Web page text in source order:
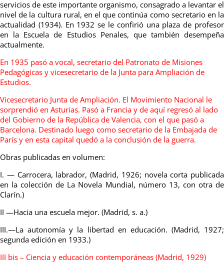
servicios de este importante organismo, consagrado a levantar el
nivel de la cultura rural, en el que continúa como secretario en la
actualidad (1934). En 1932 se le confirió una plaza de profesor
en la Escuela de Estudios Penales, que también desempeña
actualmente.
En 1935 pasó a vocal, secretario del Patronato de Misiones
Pedagógicas y vicesecretario de la Junta para Ampliación de
Estudios.
Vicesecretario Junta de Ampliación. El Movimiento Nacional le
sorprendió en Asturias. Pasó a Francia y de aquí regresó al lado
del Gobierno de la República de Valencia, con el que pasó a
Barcelona. Destinado luego como secretario de la Embajada de
París y en esta capital quedó a la conclusión de la guerra.
Obras publicadas en volumen:
I. — Carrocera, labrador, (Madrid, 1926; novela corta publicada
en la colección de La Novela Mundial, número 13, con otra de
Clarín.)
II —Hacia una escuela mejor. (Madrid, s. a.)
III.—La autonomía y la libertad en educación. (Madrid, 1927;
segunda edición en 1933.)
III bis – Ciencia y educación contemporáneas (Madrid, 1929)